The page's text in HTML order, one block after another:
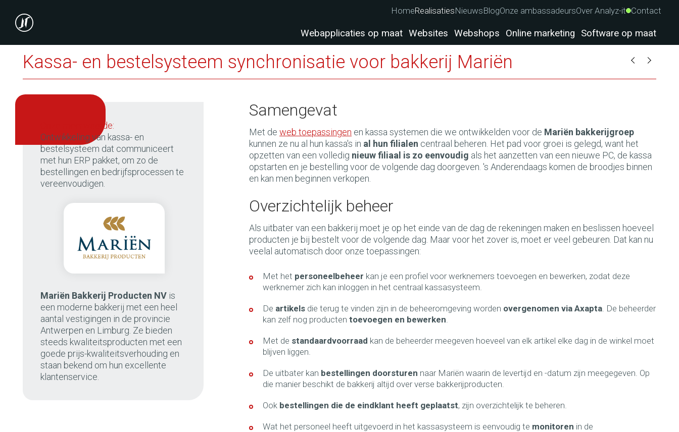
HomeRealisatiesNieuwsBlogOnze ambassadeursOver Analyz-it Contact
nu bereikbaar
Webapplicaties op maat Websites Webshops Online marketing Software op maat
Kassa- en bestelsysteem synchronisatie voor bakkerij Mariën
onze meerwaarde:
Ontwikkeling van kassa- en
bestelsysteem dat communiceert
met hun ERP pakket, om zo de
bestellingen en bedrijfsprocessen te
vereenvoudigen.
Mariën Bakkerij Producten NV is
een moderne bakkerij met een heel
aantal vestigingen in de provincie
Antwerpen en Limburg. Ze bieden
steeds kwaliteitsproducten met een
goede prijs-kwaliteitsverhouding en
staan bekend om hun excellente
klantenservice.
Samengevat
Met de web toepassingen en kassa systemen die we ontwikkelden voor de Mariën bakkerijgroep
kunnen ze nu al hun kassa's in al hun filialen centraal beheren. Het pad voor groei is gelegd, want het
opzetten van een volledig nieuw filiaal is zo eenvoudig als het aanzetten van een nieuwe PC, de kassa
opstarten en je bestelling voor de volgende dag doorgeven. 's Anderendaags komen de broodjes binnen
en kan men beginnen verkopen.
Overzichtelijk beheer
Als uitbater van een bakkerij moet je op het einde van de dag de rekeningen maken en beslissen hoeveel
producten je bij bestelt voor de volgende dag. Maar voor het zover is, moet er veel gebeuren. Dat kan nu
veelal automatisch door onze toepassingen:
Met het personeelbeheer kan je een profiel voor werknemers toevoegen en bewerken, zodat deze
werknemer zich kan inloggen in het centraal kassasysteem.
De artikels die terug te vinden zijn in de beheeromgeving worden overgenomen via Axapta. De beheerder
kan zelf nog producten toevoegen en bewerken.
Met de standaardvoorraad kan de beheerder meegeven hoeveel van elk artikel elke dag in de winkel moet
blijven liggen.
De uitbater kan bestellingen doorsturen naar Mariën waarin de levertijd en -datum zijn meegegeven. Op
die manier beschikt de bakkerij altijd over verse bakkerijproducten.
Ook bestellingen die de eindklant heeft geplaatst, zijn overzichtelijk te beheren.
Wat het personeel heeft uitgevoerd in het kassasysteem is eenvoudig te monitoren in de